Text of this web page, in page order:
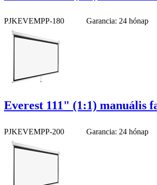
PJKEVEMPP-180 Garancia: 24 hónap
Everest 111" (1:1) manuális
PJKEVEMPP-200 Garancia: 24 hónap